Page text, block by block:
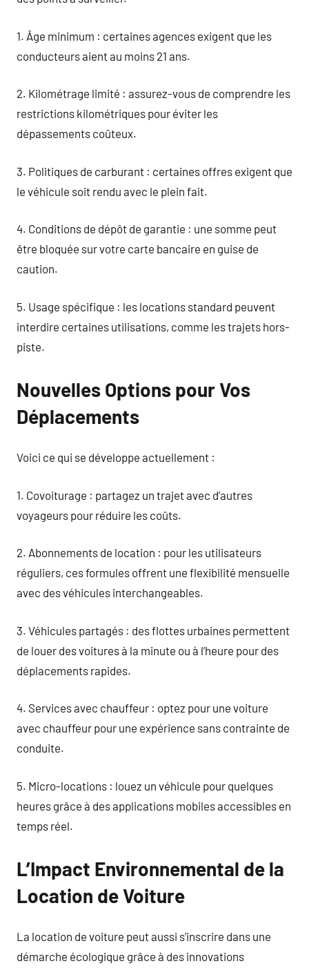
1. Âge minimum : certaines agences exigent que les
conducteurs aient au moins 21 ans.
2. Kilométrage limité : assurez-vous de comprendre les
restrictions kilométriques pour éviter les
dépassements coûteux.
3. Politiques de carburant : certaines offres exigent que
le véhicule soit rendu avec le plein fait.
4. Conditions de dépôt de garantie : une somme peut
être bloquée sur votre carte bancaire en guise de
caution.
5. Usage spécifique : les locations standard peuvent
interdire certaines utilisations, comme les trajets hors-
piste.
Nouvelles Options pour Vos
Déplacements
Voici ce qui se développe actuellement :
1. Covoiturage : partagez un trajet avec d’autres
voyageurs pour réduire les coûts.
2. Abonnements de location : pour les utilisateurs
réguliers, ces formules offrent une flexibilité mensuelle
avec des véhicules interchangeables.
3. Véhicules partagés : des flottes urbaines permettent
de louer des voitures à la minute ou à l’heure pour des
déplacements rapides.
4. Services avec chauffeur : optez pour une voiture
avec chauffeur pour une expérience sans contrainte de
conduite.
5. Micro-locations : louez un véhicule pour quelques
heures grâce à des applications mobiles accessibles en
temps réel.
L’Impact Environnemental de la
Location de Voiture
La location de voiture peut aussi s’inscrire dans une
démarche écologique grâce à des innovations